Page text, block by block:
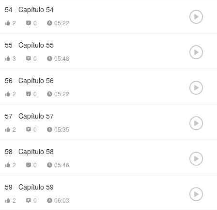
54 Capítulo 54
 2  0  05:22 
55 Capítulo 55
 3  0  05:48 
56 Capítulo 56
 2  0  05:22 
57 Capítulo 57
 2  0  05:35 
58 Capítulo 58
 2  0  05:46 
59 Capítulo 59
 2  0  06:03 